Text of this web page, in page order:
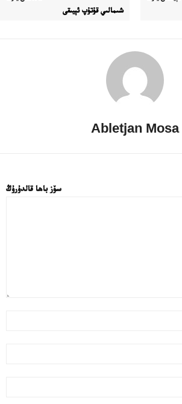
شىمالىي قۇتۇپ ئېيىقى
Abletjan Mosa
سۆز باھا قالدۇرۇڭ